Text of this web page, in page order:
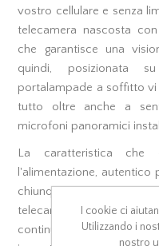
vostro cellulare e senza
telecamera nascosta
che garantisce una
quindi, posizionata
portalampade a soffitto
tutto oltre anche a
microfoni panoramici
La caratteristica che
l'alimentazione, autentico
chiunque ha acquistato
telecamera si chiede
continuo per non
I cookie ci
Utilizzando i
nostro